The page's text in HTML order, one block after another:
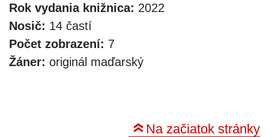
Rok vydania knižnica: 2022
Nosič: 14 častí
Počet zobrazení: 7
Žáner: originál maďarský
Na začiatok stránky